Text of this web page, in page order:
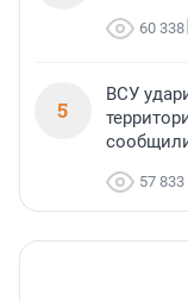
60 338
5
ВСУ
57 833